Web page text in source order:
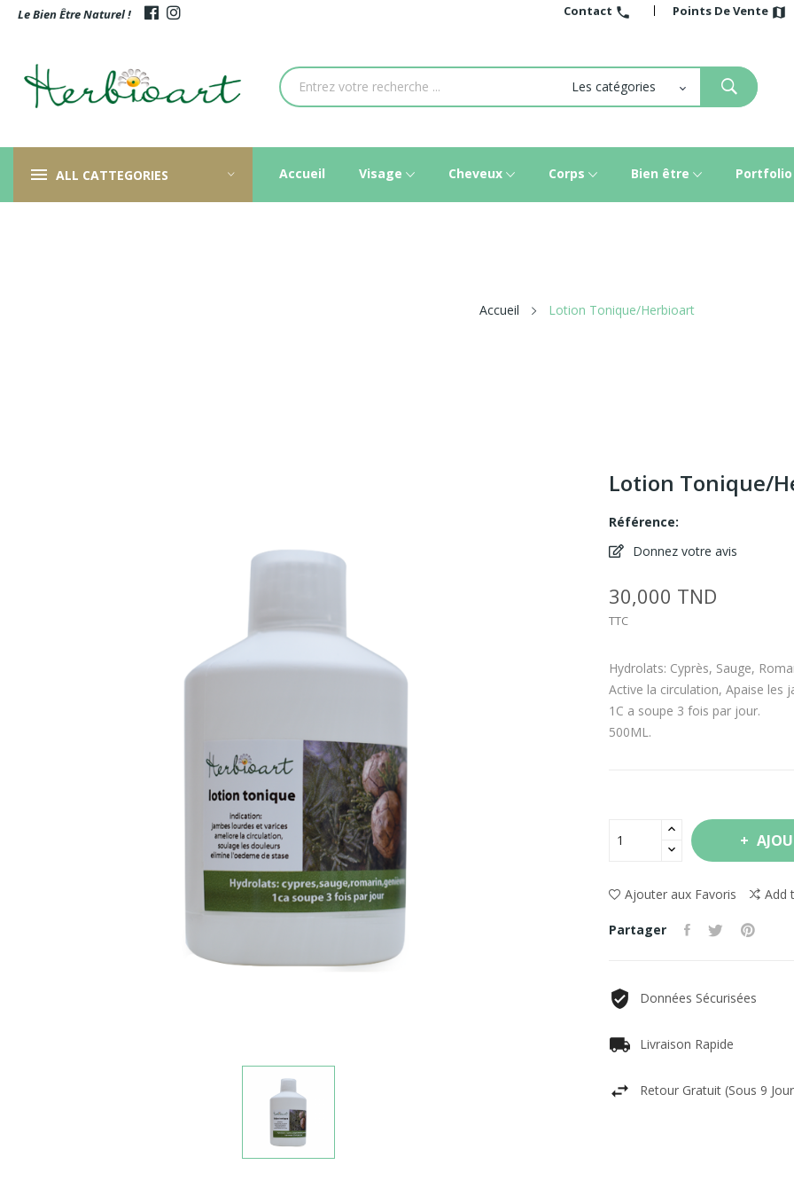
Points De Vente map
Contact call
Le Bien Être Naturel !
ALL CATTEGORIES Accueil Visage Cheveux Corps Bien être Portfolio
Accueil Lotion Tonique/Herbioart
Lotion Tonique/
Référence:
Donnez votre avis
30,000 TND
TTC
Hydrolats: Cyprès, Sauge,
Active la circulation, Apaise les
1C a soupe 3 fois par jour.
500ML.
Ajouter aux Favoris Add
Partager
Données Sécurisées
Livraison Rapide
Retour Gratuit (sous 9